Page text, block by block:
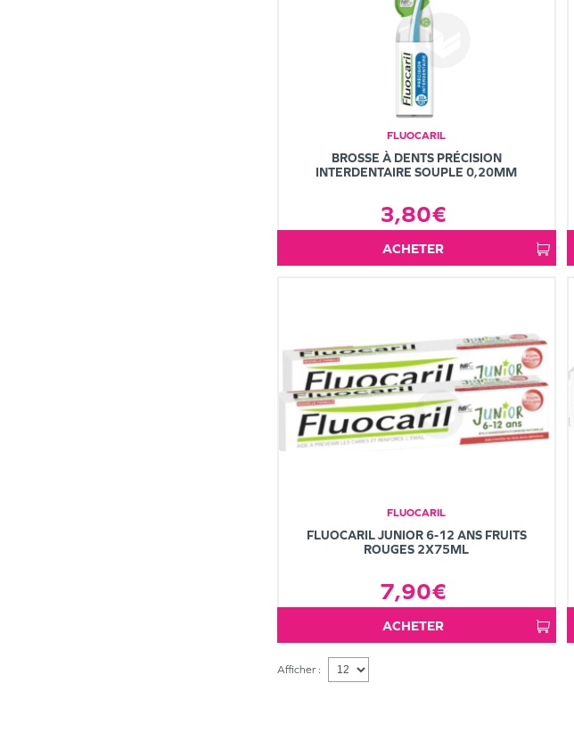
FLUOCARIL
BROSSE À DENTS PRÉCISION
INTERDENTAIRE SOUPLE 0,20MM
3,80€
ACHETER
FLUOCARIL
FLUOCARIL JUNIOR 6-12 ANS FRUITS
ROUGES 2X75ML
7,90€
ACHETER
Afficher :